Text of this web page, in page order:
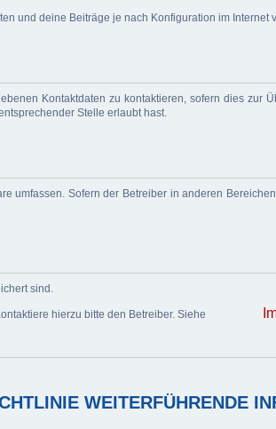
und deine Beiträge je nach Konfiguration im Internet
Kontaktdaten zu kontaktieren, sofern dies zur
Stelle erlaubt hast.
umfassen. Sofern der Betreiber in anderen
sind.
hierzu bitte den Betreiber. Siehe
WEITERFÜHRENDE